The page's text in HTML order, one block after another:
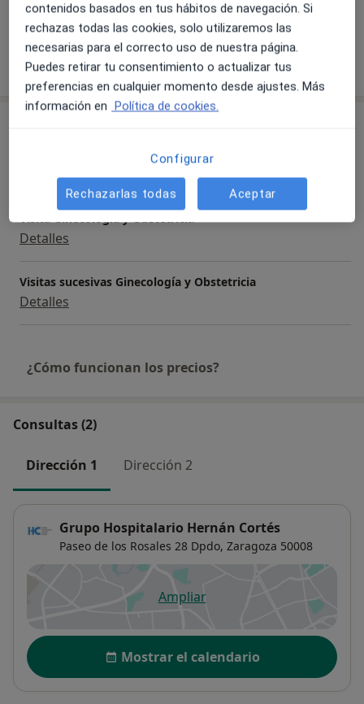
Ver galería (1)
Mostrar más detalles
sobre la experiencia
Primera visita Ginecología y Obstetricia
Detalles
Visita Ginecología y Obstetricia
Detalles
Visitas sucesivas Ginecología y Obstetricia
Detalles
¿Cómo funcionan los precios?
Consultas (2)
Dirección 1 Dirección 2
Grupo Hospitalario Hernán Cortés
Paseo de los Rosales 28 Dpdo, Zaragoza 50008
Ampliarse abre en una nueva
Disponibilidad
Mostrar el calendario
contenidos basados en tus hábitos de navegación. Si
rechazas todas las cookies, solo utilizaremos las
necesarias para el correcto uso de nuestra página.
Puedes retirar tu consentimiento o actualizar tus
preferencias en cualquier momento desde ajustes. Más
información en Política de cookies.
Configurar
Rechazarlas todas Aceptar